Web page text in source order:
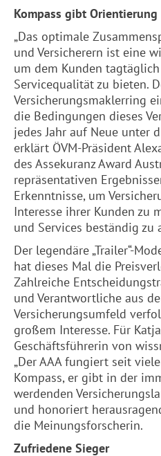
Kompass gibt Orientierung
„Das optimale
und Versicherern ist eine
um dem Kunden
Servicequalität zu bieten.
Versicherungsmaklerring
die Bedingungen dieses
jedes Jahr auf Neue unter
erklärt ÖVM-Präsident
des Assekuranz Award
repräsentativen
Erkenntnisse, um
Interesse ihrer Kunden zu
und Services beständig zu
Der legendäre „Trailer“-
hat dieses Mal die
Zahlreiche
und Verantwortliche aus
Versicherungsumfeld
großem Interesse. Für
Geschäftsführerin von
„Der AAA fungiert seit
Kompass, er gibt in der
werdenden
und honoriert
die Meinungsforscherin.
Zufriedene Sieger